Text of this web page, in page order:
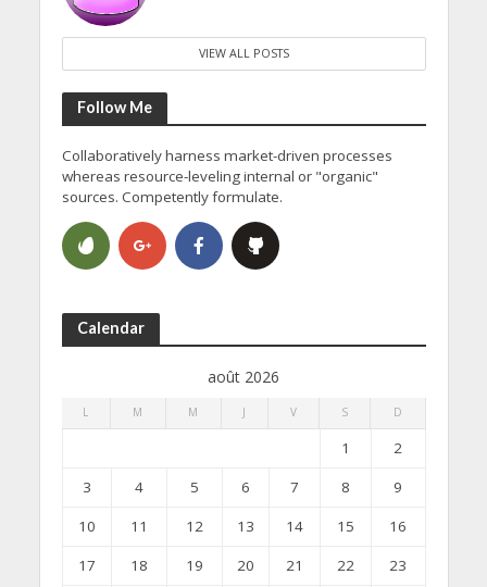
VIEW ALL POSTS
Follow Me
Collaboratively harness market-driven processes
whereas resource-leveling internal or "organic"
sources. Competently formulate.
Calendar
août 2026
L M M J V S D
1
2
3
4 5 6 7 8
9
10
11 12 13 14 15
16
17
18 19 20 21 22
23